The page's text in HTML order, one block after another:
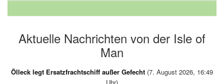
Aktuelle Nachrichten von der Isle of
Man
Ölleck legt Ersatzfrachtschiff außer Gefecht (7. August 2026, 16:49